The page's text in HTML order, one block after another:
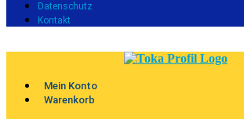
Datenschutz
Kontakt
Mein Konto
Warenkorb